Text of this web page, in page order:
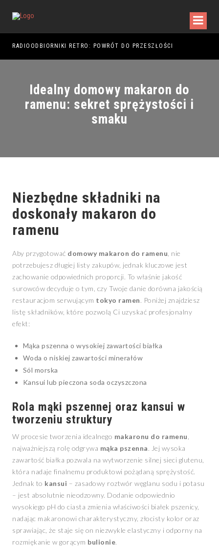
RADIOODBIORNIKI RETRO: POWRÓT DO PRZESZŁOŚCI
Idealny domowy makaron do
ramenu: sekret sprężystości i
smaku
Niezbędne składniki na
doskonały makaron do
ramenu
Aby przygotować domowy makaron do ramenu , nie
potrzebujesz długiej listy zakupów, jednak kluczowe jest
zachowanie odpowiednich proporcji. To właśnie jakość
surowców decyduje o tym, czy Twoje danie dorówna jakością
restauracjom serwującym tokyo ramen. Poniżej znajdziesz
listę składników, które pozwolą Ci uzyskać profesjonalny
efekt:
Mąka pszenna o wysokiej zawartości białka
Woda o niskiej zawartości minerałów
Sól morska
Kansui lub pieczona soda oczyszczona
Rola mąki pszennej oraz kansui w
tworzeniu struktury
W procesie tworzenia idealnego makaronu do ramenu
najważniejszą rolę odgrywa mąka pszenna. Jej wysoka
zawartość białka pozwala na wytworzenie silnej sieci glutenu,
która nadaje finalnemu produktowi pożądaną sprężystość.
Jednak to kansui – zasadowy roztwór węglanu sodu i potasu
– jest absolutnie nieodzowny. Dodanie odpowiednio
wysokiego pH do ciasta zmienia właściwości białek pszenicy,
nadając makaronowi charakterystyczny, złocisty kolor oraz
sprawiając, że staje się on niezwykle elastyczny i odporny na
rozmiękanie w gorącym bulionie.